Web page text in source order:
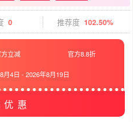
0 推荐度 102.50%
立减 官方8.8折
月4日 -2026年8月19日
惠